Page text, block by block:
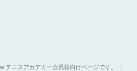
テニスアカデミー会員様向けページです。